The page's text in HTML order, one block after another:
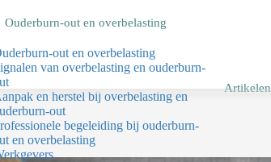
Ouderburn-out en overbelasting
out en overbelasting
van overbelasting en ouderburn-
en herstel bij overbelasting en
out
begeleiding bij ouderburn-
en overbelasting
Artikelen